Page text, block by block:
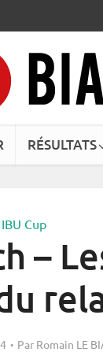
RÉSULTATS
IBU Cup
–
Par Romain LE